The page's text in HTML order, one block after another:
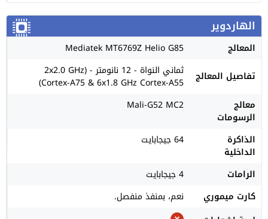
الهاردوير
المعالج
Mediatek MT6769Z Helio G85
تفاصيل المعالج
ثماني النواة - 12 نانومتر - (2x2.0 GHz
Cortex-A75 & 6x1.8 GHz Cortex-A55)
معالج
الرسومات
Mali-G52 MC2
الذاكرة
الداخلية
64 جيجابايت
الرامات
4 جيجابايت
كارت ميموري
نعم، بمنفذ منفصل.